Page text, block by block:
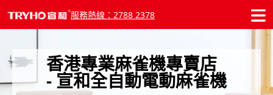
服務熱線：2788 2378
香港專業麻雀機專賣店
- 宣和全自動電動麻雀機